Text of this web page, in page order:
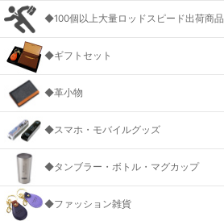
◆100個以上大量ロッドスピード出荷商品
◆ギフトセット
◆革小物
◆スマホ・モバイルグッズ
◆タンブラー・ボトル・マグカップ
◆ファッション雑貨